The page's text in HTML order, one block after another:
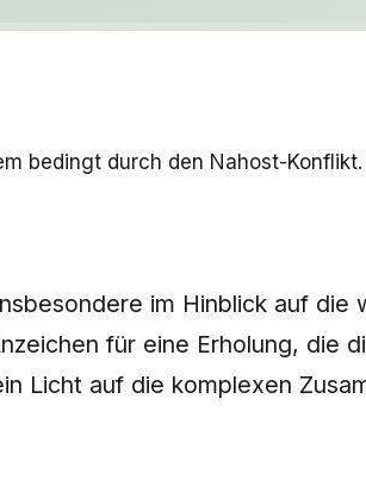
bedingt durch den Nahost-
im Hinblick auf die
für eine Erholung, die
Licht auf die komplexen